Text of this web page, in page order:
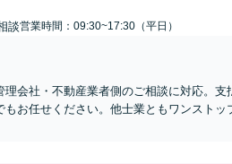
談営業時間：09:30~17:30（平日）
会社・不動産業者側のご相談に対応。支
お任せください。他士業ともワンストッ